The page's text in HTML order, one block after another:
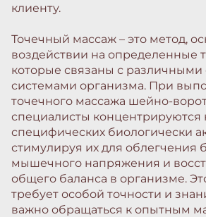
клиенту.
Точечный массаж – это метод,
воздействии на определенные
которые связаны с различными
системами организма. При
точечного массажа шейно-
специалисты концентрируются
специфических биологически
стимулируя их для облегчения
мышечного напряжения и
общего баланса в организме.
требует особой точности и
важно обращаться к опытным